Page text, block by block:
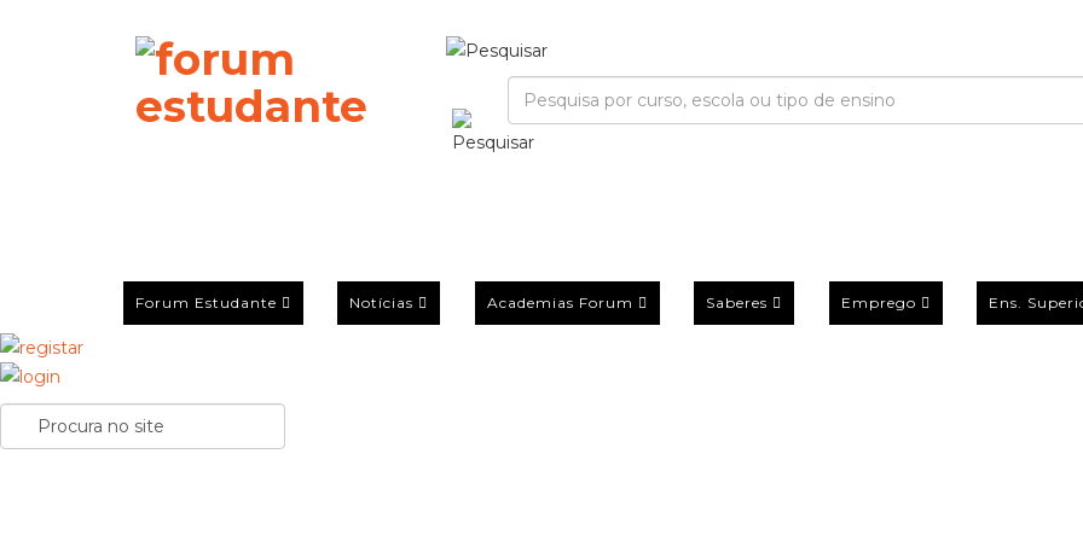
Forum Estudante Notícias Academias Forum Saberes Emprego Ens.